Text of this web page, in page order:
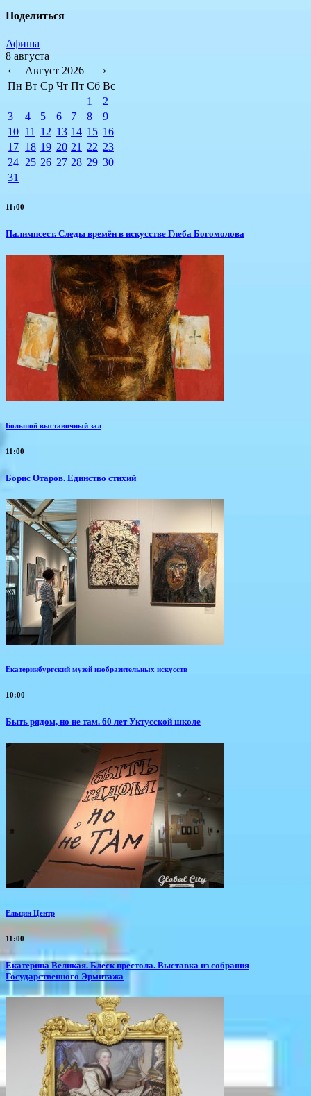
Поделиться
Афиша
8 августа
‹
Август 2026
›
Пн Вт Ср Чт Пт Сб Вс
1
2
3
4 5 6 7 8
9
10 11 12 13 14 15 16
17 18 19 20 21 22 23
24 25 26 27 28 29 30
31
11:00
Палимпсест. Следы времён в искусстве Глеба Богомолова
Большой выставочный зал
11:00
Борис Отаров. Единство стихий
Екатеринбургский музей изобразительных искусств
10:00
Быть рядом, но не там. 60 лет Уктусской школе
Ельцин Центр
11:00
Екатерина Великая. Блеск престола. Выставка из собрания
Государственного Эрмитажа